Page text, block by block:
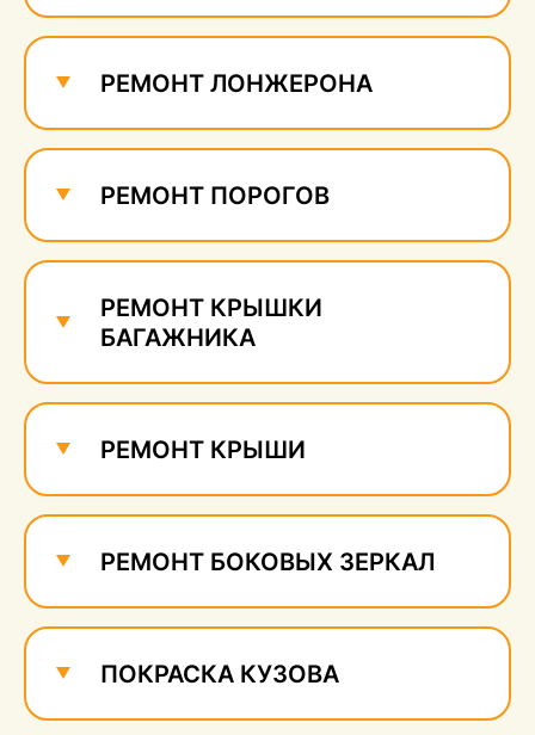
Ремонт и удаление
РЕМОНТ ЛОНЖЕРОНА
РЕМОНТ ПОРОГОВ
РЕМОНТ КРЫШКИ
БАГАЖНИКА
РЕМОНТ КРЫШИ
РЕМОНТ БОКОВЫХ ЗЕРКАЛ
ПОКРАСКА КУЗОВА